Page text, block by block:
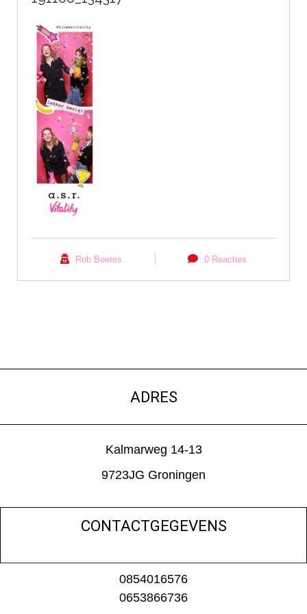
Rob Boetes 0 Reacties
ADRES
Kalmarweg 14-13
9723JG Groningen
CONTACTGEGEVENS
0854016576
0653866736